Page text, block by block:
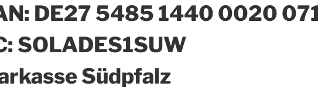
DE27 5485 1440 0020
SOLADES1SUW
Südpfalz